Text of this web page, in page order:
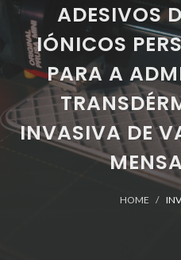
ADESIVOS
IÓNICOS
PARA A
INVASIVA DE
HOME